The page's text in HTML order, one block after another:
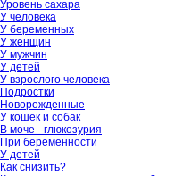
Уровень сахара
У человека
У беременных
У женщин
У мужчин
У детей
У взрослого человека
Подростки
Новорожденные
У кошек и собак
В моче - глюкозурия
При беременности
У детей
Как снизить?